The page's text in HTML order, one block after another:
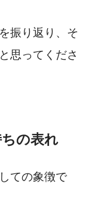
振り返り、そ
思ってくださ
の表れ
ての象徴で